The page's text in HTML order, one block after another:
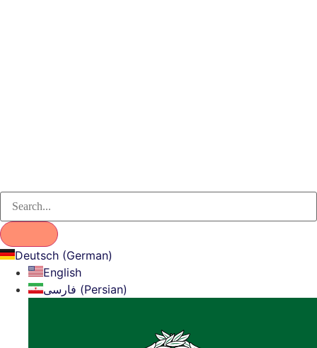
Deutsch (German)
English
فارسی (Persian)